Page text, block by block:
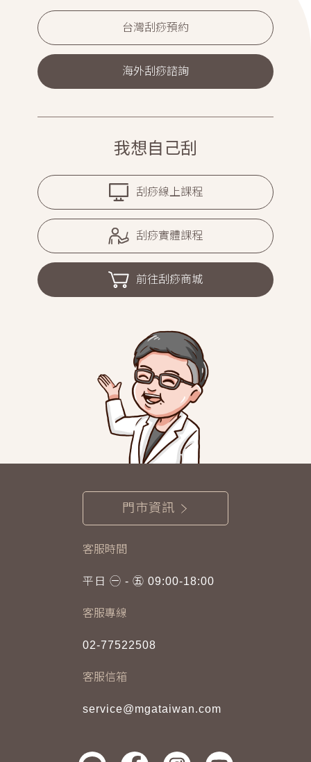
台灣刮痧預約
海外刮痧諮詢
我想自己刮
刮痧線上課程
刮痧實體課程
前往刮痧商城
門市資訊
客服時間
平日 ㊀ - ㊄ 09:00-18:00
客服專線
02-77522508
客服信箱
service@mgataiwan.com